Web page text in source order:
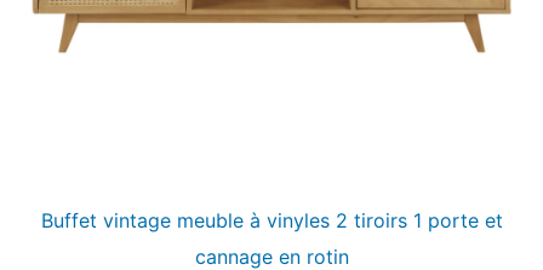
Buffet vintage meuble à vinyles 2 tiroirs 1 porte et
cannage en rotin